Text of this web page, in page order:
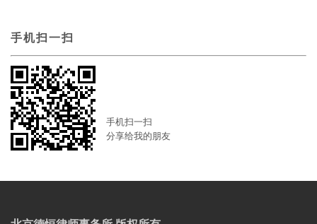
手机扫一扫
手机扫一扫
分享给我的朋友